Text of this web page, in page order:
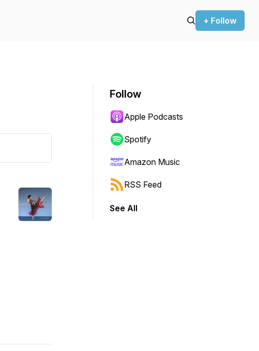
+ Follow
Follow
Apple Podcasts
Spotify
Amazon Music
RSS Feed
See All